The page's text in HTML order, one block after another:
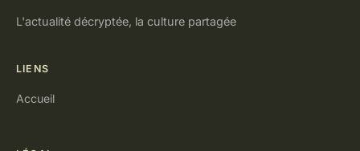
L'actualité décryptée, la culture partagée
LIENS
Accueil